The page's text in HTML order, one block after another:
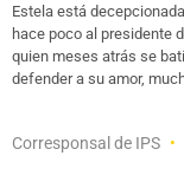
Estela está
hace poco al presidente
quien meses atrás se
defender a su amor,
Corresponsal de IPS